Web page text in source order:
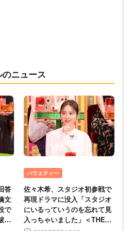
ニュース
答
文
で
フ
バラエティー
佐々木希、スタジオ初参戦で
再現ドラマに没入「スタジオ
にいるっていうのを忘れて見
入っちゃいました」＜THE突